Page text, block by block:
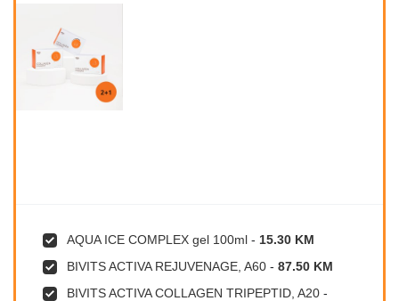
AQUA ICE COMPLEX gel 100ml - 15.30 KM
BIVITS ACTIVA REJUVENAGE, A60 - 87.50 KM
BIVITS ACTIVA COLLAGEN TRIPEPTID, A20 -